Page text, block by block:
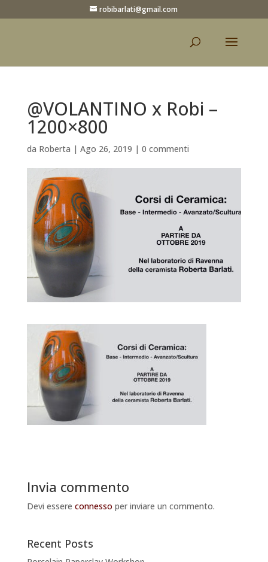
robibarlati@gmail.com
@VOLANTINO x Robi –
1200×800
da Roberta | Ago 26, 2019 | 0 commenti
Invia commento
Devi essere connesso per inviare un commento.
Recent Posts